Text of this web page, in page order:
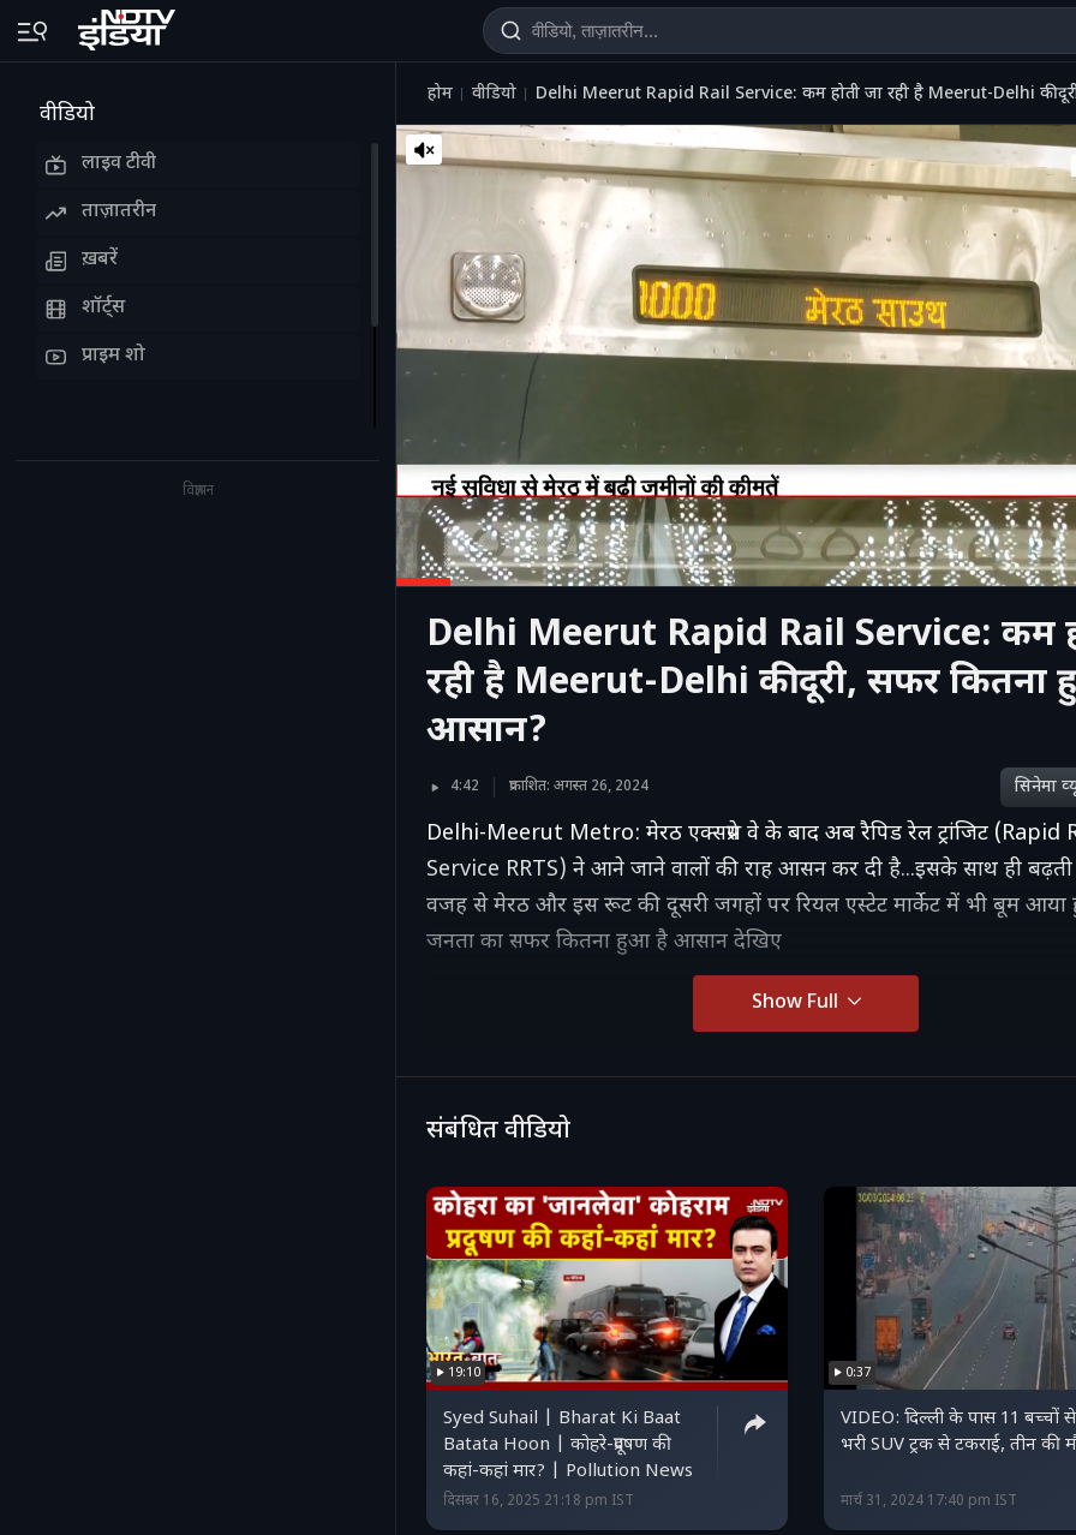
वीडियो
लाइव टीवी
ताज़ातरीन
ख़बरें
शॉर्ट्स
प्राइम शो
विज्ञापन
होम वीडियो Delhi Meerut Rapid Rail Service: कम होती जा रही है Meerut-Delhi की
Delhi Meerut Rapid Rail Service: कम
रही है Meerut-Delhi की दूरी, सफर कितना
आसान?
4:42 प्रकाशित: अगस्त 26, 2024 सिनेमा
Delhi-Meerut Metro: मेरठ एक्सप्रेस वे के बाद अब रैपिड रेल ट्रांजिट
Service RRTS) ने आने जाने वालों की राह आसन कर दी है...इसके साथ ही
वजह से मेरठ और इस रूट की दूसरी जगहों पर रियल एस्टेट मार्केट में भी बूम
जनता का सफर कितना हुआ है आसान देखिए
Show Full
संबंधित वीडियो
19:10
Syed Suhail | Bharat Ki Baat
Batata Hoon | कोहरे-प्रदूषण की
कहां-कहां मार? | Pollution News
दिसंबर 16, 2025 21:18 pm IST
0:37
VIDEO: दिल्ली के पास 11 बच्चों से
भरी SUV ट्रक से टकराई, तीन की
मार्च 31, 2024 17:40 pm IST